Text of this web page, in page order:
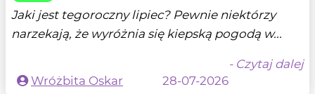
Jaki jest tegoroczny lipiec? Pewnie niektórzy
narzekają, że wyróżnia się kiepską pogodą w...
- Czytaj dalej
Wróżbita Oskar
28-07-2026